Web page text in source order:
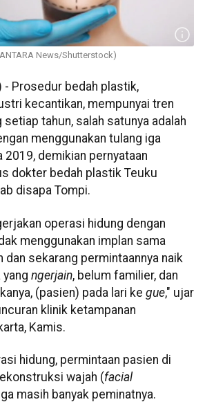
News/Shutterstock)
- Prosedur bedah plastik,
kecantikan, mempunyai tren
tahun, salah satunya adalah
menggunakan tulang iga
2019, demikian pernyataan
dokter bedah plastik Teuku
disapa Tompi.
operasi hidung dengan
menggunakan implan sama
dan sekarang permintaannya naik
ngerjain, belum familier, dan
(pasien) pada lari ke gue," ujar
klinik ketampanan
Kamis.
hidung, permintaan pasien di
wajah (facial
masih banyak peminatnya.